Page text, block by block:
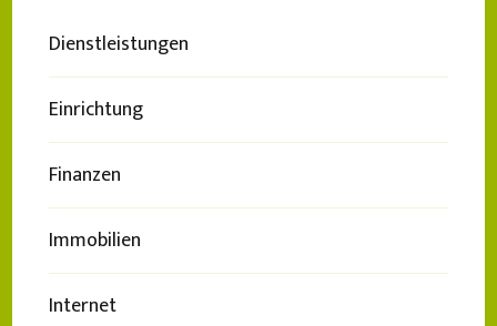
Dienstleistungen
Einrichtung
Finanzen
Immobilien
Internet